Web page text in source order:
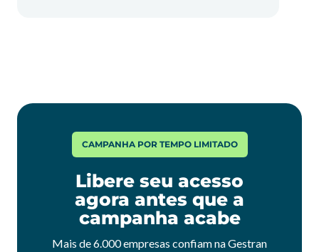
CAMPANHA POR TEMPO LIMITADO
Libere seu acesso
agora antes que a
campanha acabe
Mais de 6.000 empresas confiam na Gestran